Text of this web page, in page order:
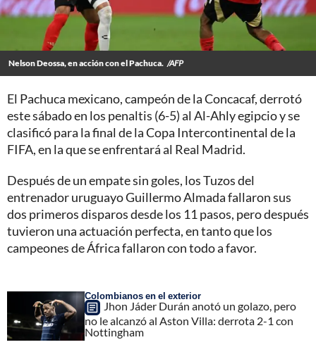
Nelson Deossa, en acción con el Pachuca. /AFP
El Pachuca mexicano, campeón de la Concacaf, derrotó
este sábado en los penaltis (6-5) al Al-Ahly egipcio y se
clasificó para la final de la Copa Intercontinental de la
FIFA, en la que se enfrentará al Real Madrid.
Después de un empate sin goles, los Tuzos del
entrenador uruguayo Guillermo Almada fallaron sus
dos primeros disparos desde los 11 pasos, pero después
tuvieron una actuación perfecta, en tanto que los
campeones de África fallaron con todo a favor.
Colombianos en el exterior
Jhon Jáder Durán anotó un golazo, pero
no le alcanzó al Aston Villa: derrota 2-1 con
Nottingham